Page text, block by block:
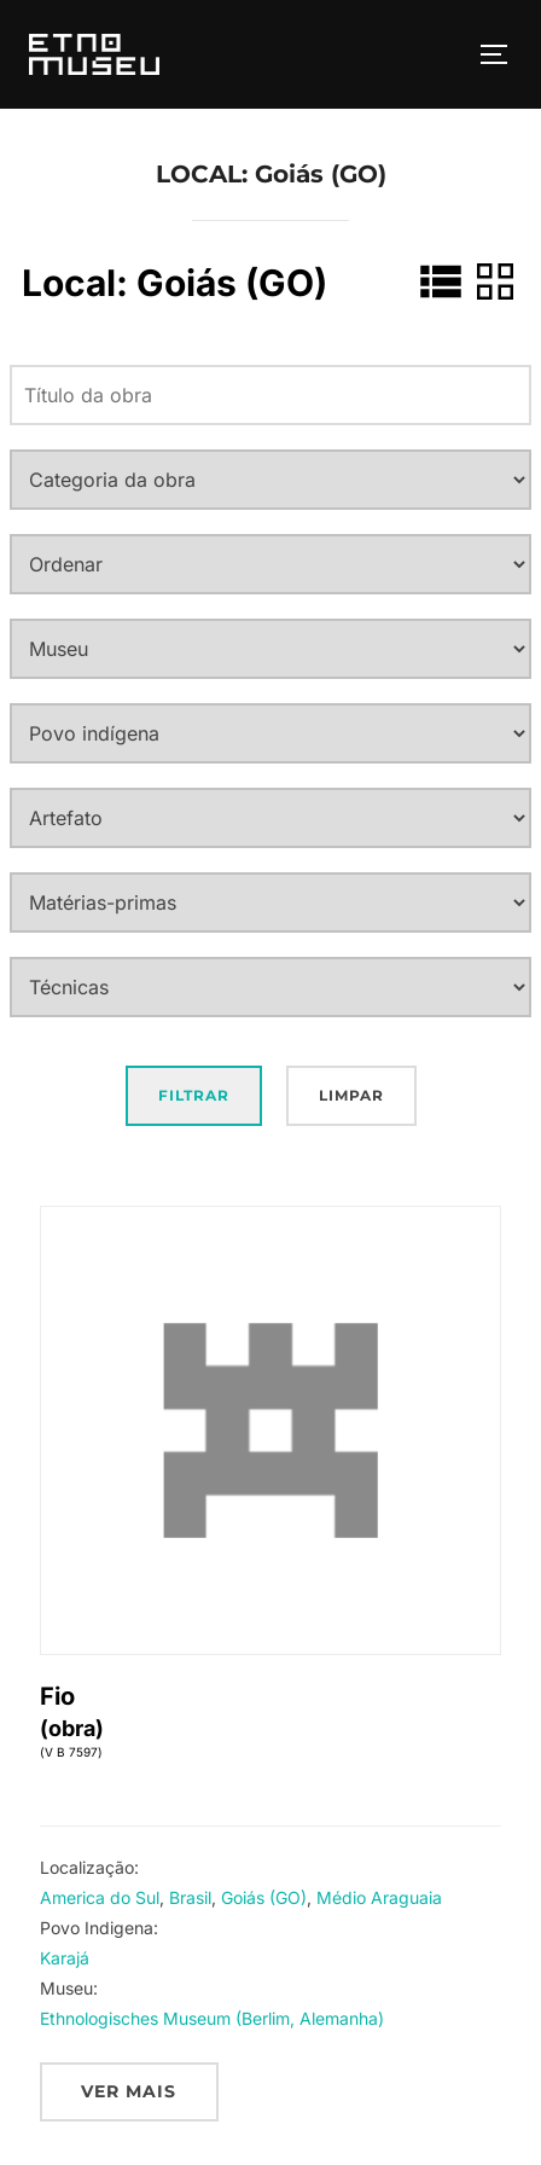
para
LOCAL: Goiás (GO)
Local: Goiás (GO)
FILTRAR LIMPAR
Fio
(obra)
(V B 7597)
Localização:
America do Sul Brasil Goiás (GO) Médio Araguaia
Povo Indigena:
Karajá
Museu:
Ethnologisches Museum (Berlim, Alemanha)
VER MAIS